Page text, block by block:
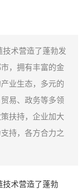
技术营造了蓬勃发
，拥有丰富的金
业生态，多元的
易、政务等多领
扶持，企业加大
持，各方合力之
技术营造了蓬勃